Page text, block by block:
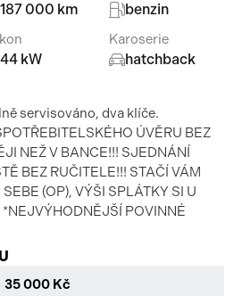
187 000 km benzin
44 kW
Karoserie
hatchback
servisováno, dva klíče.
ÚVĚRU BEZ
NEŽ V BANCE!!! SJEDNÁNÍ
BEZ RUČITELE!!! STAČÍ VÁM
(OP), VÝŠI SPLÁTKY SI U
POVINNÉ
35 000 Kč